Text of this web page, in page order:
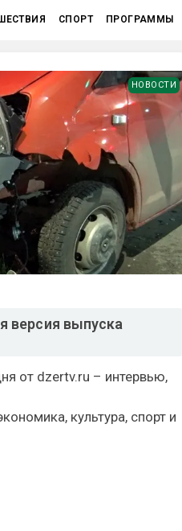
СПОРТ ПРОГРАММЫ
НОВОСТИ
версия выпуска
от dzertv.ru – интервью,
культура, спорт и